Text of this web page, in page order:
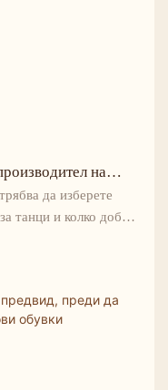
на
да изберете
танци и колко добре